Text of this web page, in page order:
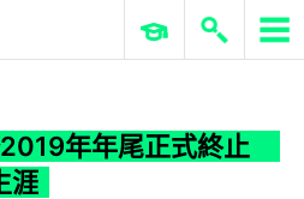
ERP 與商業 AI
年年尾正式終止
涯